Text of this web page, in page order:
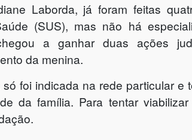
Laborda, já foram feitas
(SUS), mas não há
a ganhar duas ações
da menina.
foi indicada na rede particular e
da família. Para tentar